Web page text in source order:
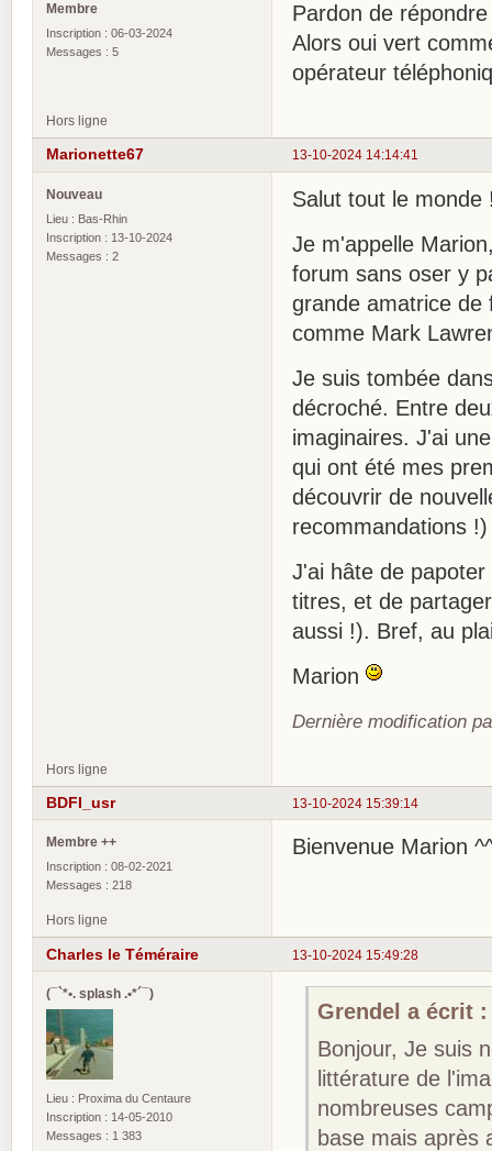
Membre
Inscription : 06-03-2024
Messages : 5
Pardon de
Alors oui vert
opérateur
Hors ligne
13-10-2024 14:14:41
Marionette67
Nouveau
Lieu : Bas-Rhin
Inscription : 13-10-2024
Messages : 2
Salut tout le monde
Je m'appelle
forum sans oser y
grande amatrice de
comme Mark
Je suis tombée
décroché. Entre
imaginaires. J'ai
qui ont été mes
découvrir de
recommandations !)
J'ai hâte de
titres, et de
aussi !). Bref, au
Marion
Dernière modification
Hors ligne
13-10-2024 15:39:14
BDFI_usr
Membre ++
Inscription : 08-02-2021
Messages : 218
Bienvenue Marion
Hors ligne
13-10-2024 15:49:28
Charles le Téméraire
(¯`*•. splash .•*´¯)
Lieu : Proxima du Centaure
Inscription : 14-05-2010
Messages : 1 383
Grendel a écrit :
Bonjour, Je suis
littérature de
nombreuses
base mais après